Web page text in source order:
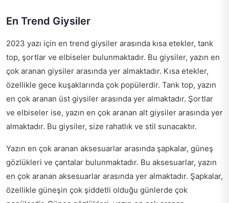
En Trend Giysiler
2023 yazı için en trend giysiler arasında kısa etekler, tank
top, şortlar ve elbiseler bulunmaktadır. Bu giysiler, yazın en
çok aranan giysiler arasında yer almaktadır. Kısa etekler,
özellikle gece kuşaklarında çok popülerdir. Tank top, yazın
en çok aranan üst giysiler arasında yer almaktadır. Şortlar
ve elbiseler ise, yazın en çok aranan alt giysiler arasında yer
almaktadır. Bu giysiler, size rahatlık ve stil sunacaktır.
Yazın en çok aranan aksesuarlar arasında şapkalar, güneş
gözlükleri ve çantalar bulunmaktadır. Bu aksesuarlar, yazın
en çok aranan aksesuarlar arasında yer almaktadır. Şapkalar,
özellikle güneşin çok şiddetli olduğu günlerde çok